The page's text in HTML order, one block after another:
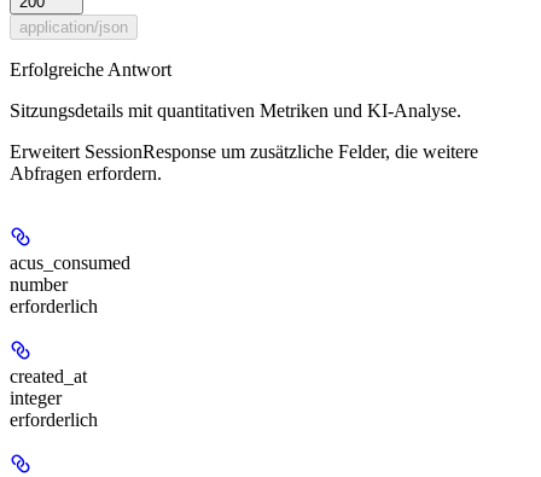
application/json
Erfolgreiche Antwort
Sitzungsdetails mit quantitativen Metriken und KI-Analyse.
Erweitert SessionResponse um zusätzliche Felder, die weitere
Abfragen erfordern.
acus_consumed
number
erforderlich
created_at
integer
erforderlich